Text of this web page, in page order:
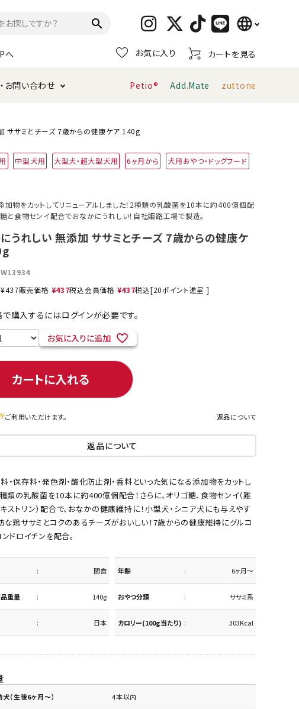
search language
日本語
English
へ お気に入り カートを見る
トイレタリー・消臭剤
キャリーバッグ
服・ウェア
剤 猫砂
おもちゃ
首輪・ハーネス
ペティオ公式アプリ
デンタルおもちゃ
ネコポス対象商品一覧
お問い合わせ
お支払い方法・配送について
Petio® Add.Mate zuttone
ササミとチーズ 7歳からの健康ケア 140g
中型犬用 大型犬・超大型犬用 6ヶ月から
犬用おやつ・ドッグフード
加物をカットしてリニューアルしました！2種類の乳酸菌を10本に約400億個配
糖と食物センイ配合でおなかにうれしい！自社姫路工場で製造。
うれしい 無添加 ササミとチーズ 7歳からの健康ケ
W13934
¥437販売価格 ¥437税込会員価格 ¥437税込[20ポイント進呈 ]
購入するにはログインが必要です。
お気に入りに追加
カートに入れる
ご利用いただけます。 返品について
返品について
・保存料・発色剤・酸化防止剤・香料といった気になる添加物をカットし
種類の乳酸菌を10本に約400億個配合！さらに、オリゴ糖、食物センイ（難
ストリン）配合で、おなかの健康維持に！小型犬・シニア犬にも与えやす
な鶏ササミとコクのあるチーズがおいしい！7歳からの健康維持にグルコ
ンドロイチンを配合。
間食 年齢 6ヶ月～
品重量 140g おやつ分類 ササミ系
日本 カロリー(100g当たり) 303Kcal
（生後6ヶ月～） 4本以内